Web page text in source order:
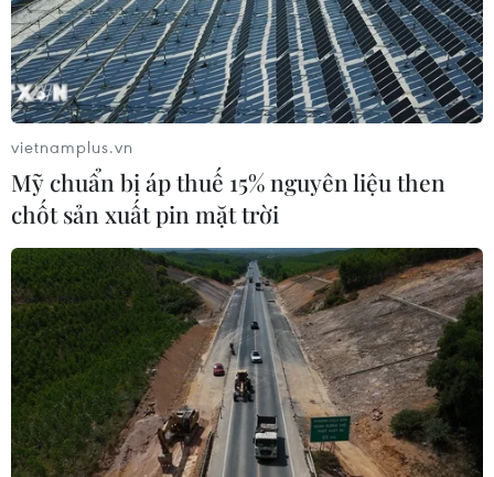
vietnamplus.vn
Mỹ chuẩn bị áp thuế 15% nguyên liệu then
chốt sản xuất pin mặt trời